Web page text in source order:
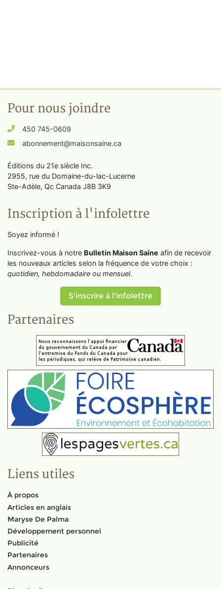
Pour nous joindre
450 745-0609
abonnement@maisonsaine.ca
Éditions du 21e siècle Inc.
2955, rue du Domaine-du-lac-Lucerne
Ste-Adèle, Qc Canada J8B 3K9
Inscription à l'infolettre
Soyez informé !
Inscrivez-vous à notre Bulletin Maison Saine afin de recevoir
les nouveaux articles selon la fréquence de votre choix :
quotidien, hebdomadaire ou mensuel.
S'inscrire à l'infolettre
Partenaires
Liens utiles
À propos
Articles en anglais
Maryse De Palma
Développement personnel
Publicité
Partenaires
Annonceurs